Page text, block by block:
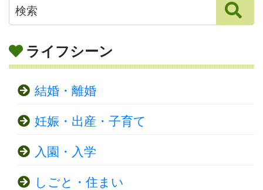
ライフシーン
結婚・離婚
妊娠・出産・子育て
入園・入学
しごと・住まい